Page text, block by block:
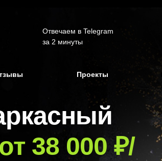
38 000 ₽/
Отвечаем в Telegram
за 2 минуты
Проекты